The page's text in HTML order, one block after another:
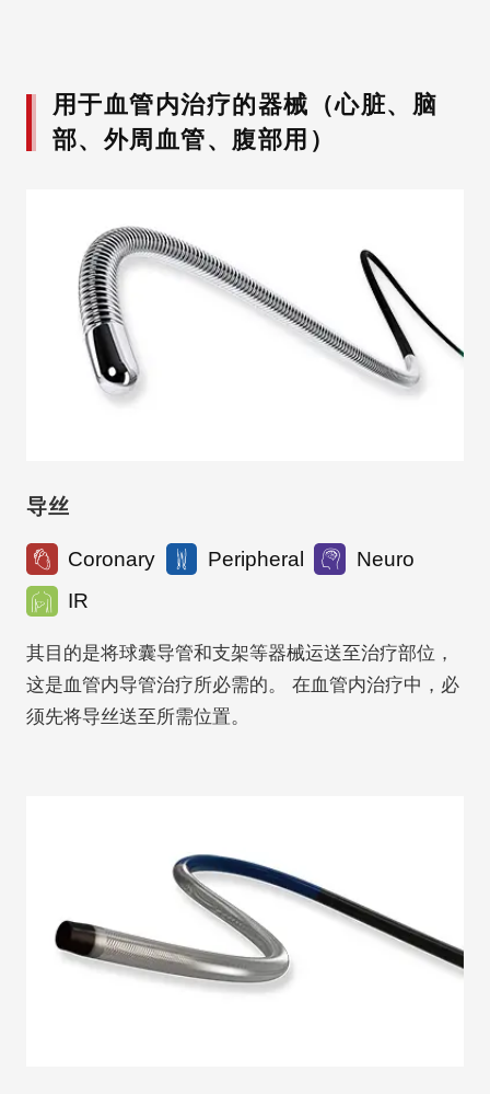
用于血管内治疗的器械（心脏、脑
部、外周血管、腹部用）
导丝
Coronary Peripheral
Neuro
IR
其目的是将球囊导管和支架等器械运送至治疗部位，
这是血管内导管治疗所必需的。 在血管内治疗中，必
须先将导丝送至所需位置。